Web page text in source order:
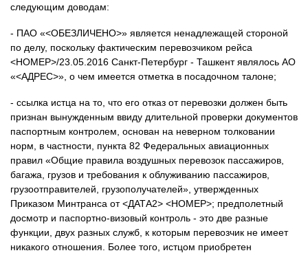
следующим доводам:
- ПАО «<ОБЕЗЛИЧЕНО>» является ненадлежащей стороной
по делу, поскольку фактическим перевозчиком рейса
<НОМЕР>/23.05.2016 Санкт-Петербург - Ташкент являлось АО
«<АДРЕС>», о чем имеется отметка в посадочном талоне;
- ссылка истца на то, что его отказ от перевозки должен быть
признан вынужденным ввиду длительной проверки документов
паспортным контролем, основан на неверном толковании
норм, в частности, пункта 82 Федеральных авиационных
правил «Общие правила воздушных перевозок пассажиров,
багажа, грузов и требования к облуживанию пассажиров,
грузоотправителей, грузополучателей», утвержденных
Приказом Минтранса от <ДАТА2> <НОМЕР>; предполетный
досмотр и паспортно-визовый контроль - это две разные
функции, двух разных служб, к которым перевозчик не имеет
никакого отношения. Более того, истцом приобретен